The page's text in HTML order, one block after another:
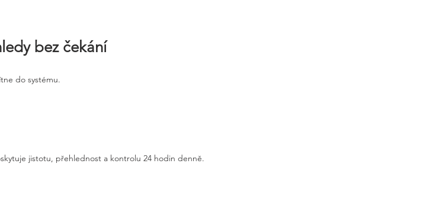
bez čekání
do systému.
jistotu, přehlednost a kontrolu 24 hodin denně.